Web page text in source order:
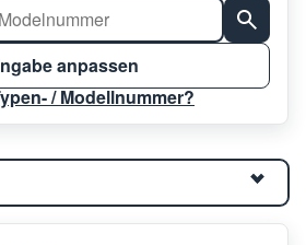
anpassen
/ Modellnummer?